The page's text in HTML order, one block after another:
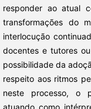
responder ao atual
transformações do
interlocução
docentes e tutores
possibilidade da
respeito aos ritmos
neste processo, o
atuando como